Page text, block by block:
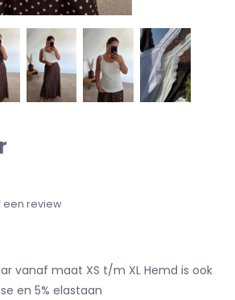
een review
vanaf maat XS t/m XL Hemd is ook
en 5% elastaan